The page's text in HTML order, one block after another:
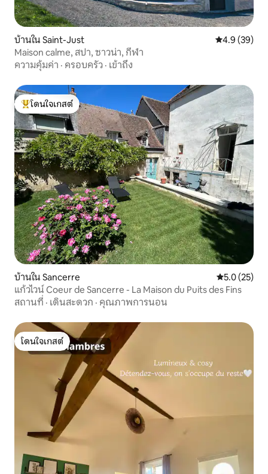
บ้านใน Saint-Just คะแนนเฉลี่ย
4.9 (39)
Maison calme, สปา, ซาวน่า, กีฬา
ความคุ้มค่า · ครอบครัว · เข้าถึง
โดนใจเกสต์ที่สุด
โดนใจเกสต์
บ้านใน Sancerre คะแนนเฉลี่ย
5.0 (25)
แก้วไวน์ Coeur de Sancerre - La Maison du Puits des Fins
สถานที่ · เดินสะดวก · คุณภาพการนอน
โดนใจเกสต์
โดนใจเกสต์